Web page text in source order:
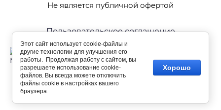
Не является публичной офертой
Пользовательское соглашение
Мегагрупп.ру
Этот сайт использует cookie-файлы и
другие технологии для улучшения его
работы. Продолжая работу с сайтом, вы
разрешаете использование cookie-
файлов. Вы всегда можете отключить
файлы cookie в настройках вашего
браузера.
Хорошо